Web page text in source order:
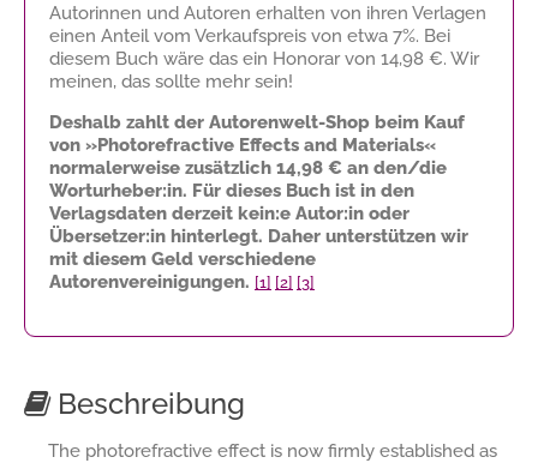
Autorinnen und Autoren erhalten von ihren Verlagen
einen Anteil vom Verkaufspreis von etwa 7%. Bei
diesem Buch wäre das ein Honorar von 14,98 €. Wir
meinen, das sollte mehr sein!
Deshalb zahlt der Autorenwelt-Shop beim Kauf
von »Photorefractive Effects and Materials«
normalerweise zusätzlich 14,98 € an den/die
Worturheber:in. Für dieses Buch ist in den
Verlagsdaten derzeit kein:e Autor:in oder
Übersetzer:in hinterlegt. Daher unterstützen wir
mit diesem Geld verschiedene
Autorenvereinigungen. [1] [2] [3]
Beschreibung
The photorefractive effect is now firmly established as